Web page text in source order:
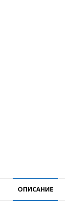
ОПИСАНИЕ